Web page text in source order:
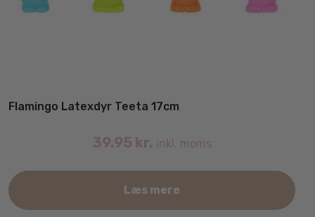
Flamingo Latexdyr Teeta 17cm
39.95 kr. inkl. moms
Læs mere